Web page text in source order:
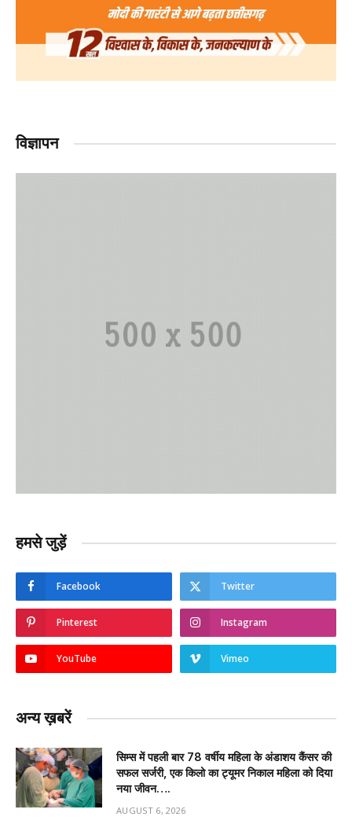
विज्ञापन
हमसे जुड़ें
Facebook Twitter
Pinterest Instagram
YouTube Vimeo
अन्य ख़बरें
सिम्स में पहली बार 78 वर्षीय महिला के अंडाशय कैंसर की
सफल सर्जरी, एक किलो का ट्यूमर निकाल महिला को दिया
नया जीवन….
AUGUST 6, 2026